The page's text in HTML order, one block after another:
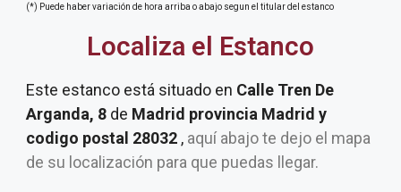
(*) Puede haber variación de hora arriba o abajo segun el titular del estanco
Localiza el Estanco
Este estanco está situado en Calle Tren De
Arganda, 8 de Madrid provincia Madrid y
codigo postal 28032 , aquí abajo te dejo el mapa
de su localización para que puedas llegar.